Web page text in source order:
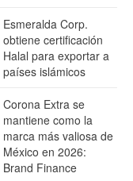
Esmeralda Corp.
obtiene certificación
Halal para exportar a
países islámicos
Corona Extra se
mantiene como la
marca más valiosa de
México en 2026:
Brand Finance